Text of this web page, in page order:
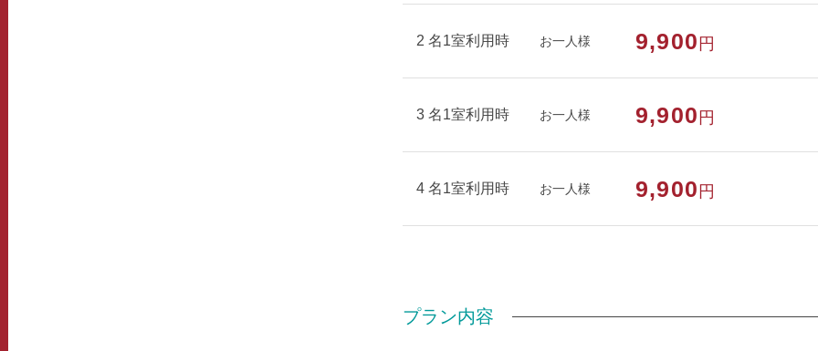
部屋種別 和室
部屋特徴 禁煙
2 名1室利用時 お一人様 9,900 円
3 名1室利用時 お一人様 9,900 円
4 名1室利用時 お一人様 9,900 円
プラン内容